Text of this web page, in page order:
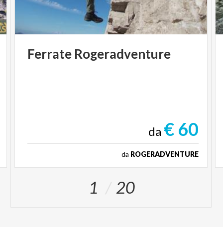
Ferrate Rogeradventure
da € 60
da ROGERADVENTURE
1 20